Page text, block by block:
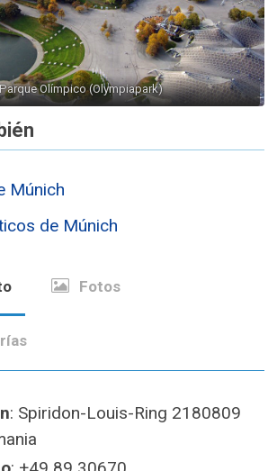
Olímpico (Olympiapark)
Múnich
de Múnich
Fotos
: Spiridon-Louis-Ring 2180809